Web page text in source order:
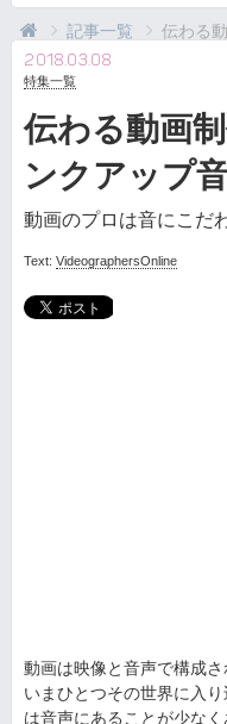
記事一覧 伝わる動
2018.03.08
特集一覧
伝わる動画
ンクアップ
動画のプロは音にこだ
Text: VideographersOnline
動画は映像と音声で構成
いまひとつその世界に入
は音声にあることが少な